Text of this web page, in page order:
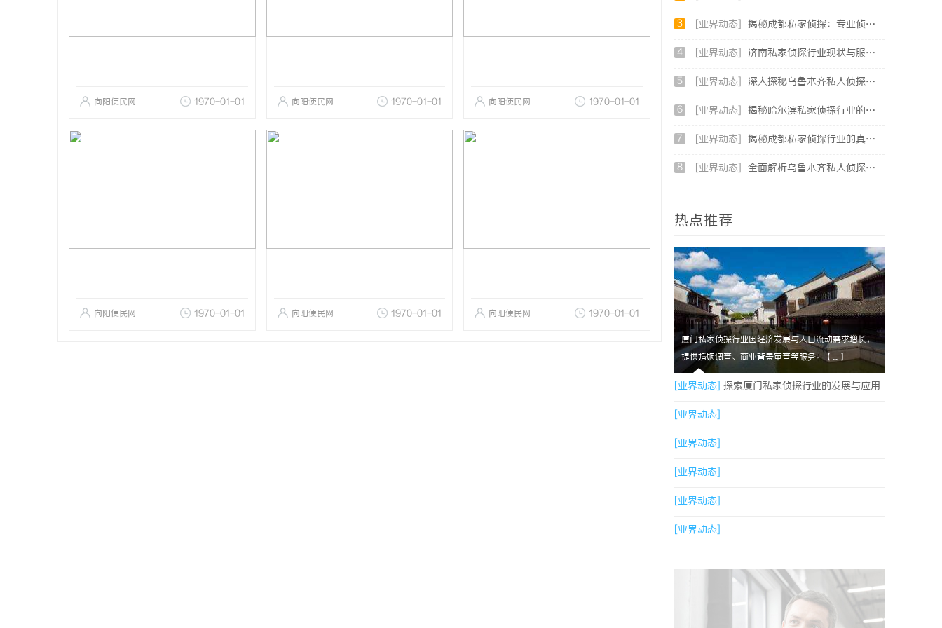
向阳便民网 1970-01-01 向阳便民网 1970-01-01 向阳便民网 1970-01-01
向阳便民网 1970-01-01 向阳便民网 1970-01-01 向阳便民网 1970-01-01
3 [业界动态] 揭秘成都私家侦探：专业侦查服务助您解心中疑惑
4 [业界动态] 济南私家侦探行业现状与服务解析：专业调查助您安心
5 [业界动态] 深入探秘乌鲁木齐私人侦探行业的现状与未来发展趋势
6 [业界动态] 揭秘哈尔滨私家侦探行业的现状与发展趋势
7 [业界动态] 揭秘成都私家侦探行业的真实面貌与专业服务
8 [业界动态] 全面解析乌鲁木齐私人侦探服务的优势与应用
热点推荐
厦门私家侦探行业因经济发展与人口流动需求增长，
提供婚姻调查、商业背景审查等服务。【....】
[业界动态] 探索厦门私家侦探行业的发展与应用
全景
[业界动态]
[业界动态]
[业界动态]
[业界动态]
[业界动态]